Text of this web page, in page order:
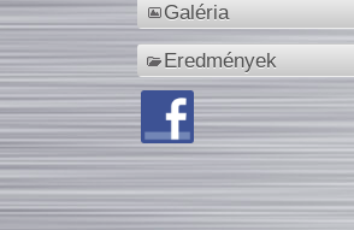
Galéria
Eredmények